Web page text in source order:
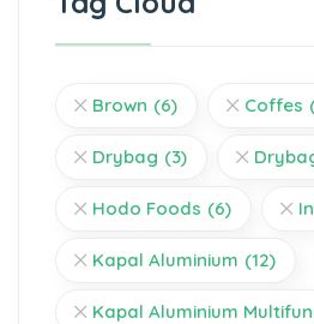
Brown (6) Coffes
Drybag (3)
Hodo Foods (6)
Kapal Aluminium (12)
Kapal Aluminium